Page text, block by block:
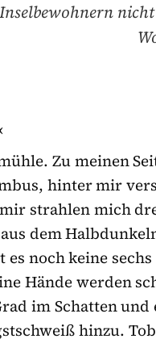
Inselbewohnern
Zu meinen
hinter mir
strahlen mich
dem
es noch keine
Hände werden
im Schatten
hinzu.